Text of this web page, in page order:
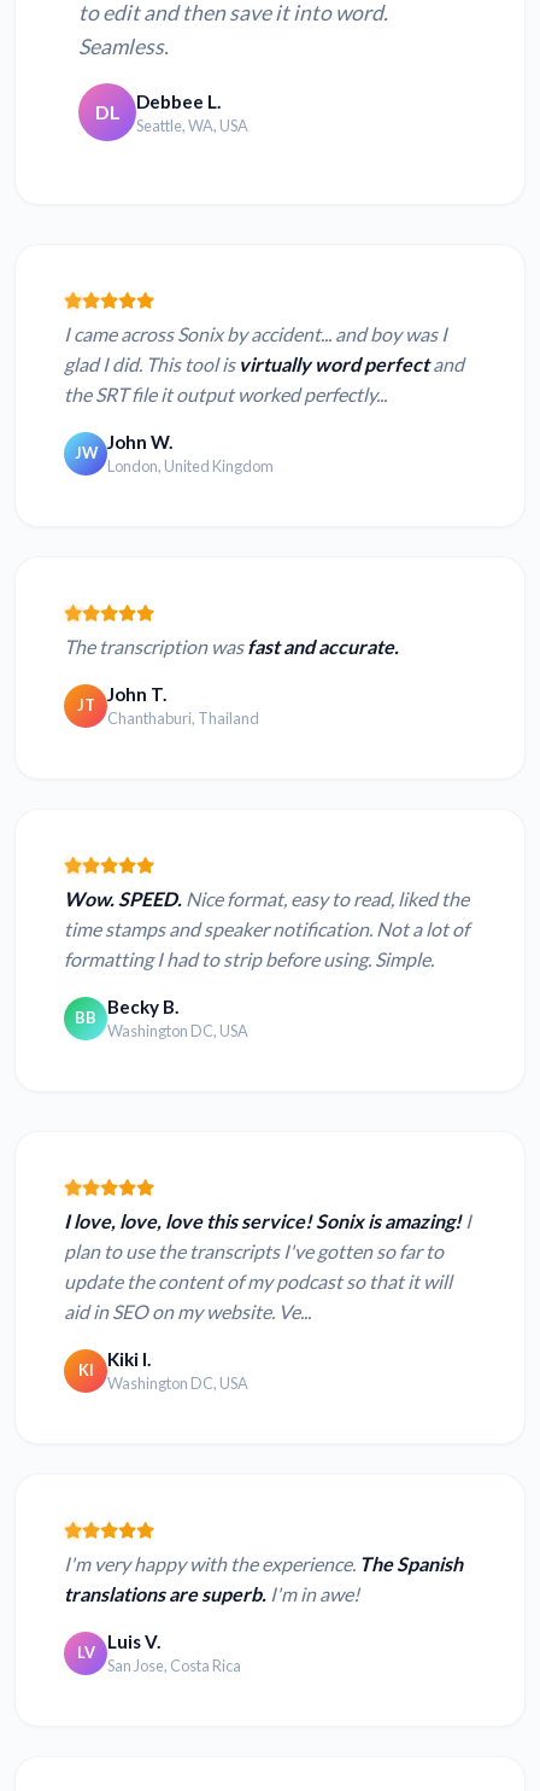
to edit and then save it into word.
Seamless.
DL Debbee L.
Seattle, WA, USA
I came across Sonix by accident... and boy was I
glad I did. This tool is virtually word perfectand
the SRT file it output worked perfectly...
JW John W.
London, United Kingdom
The transcription wasfast and accurate.
JT John T.
Chanthaburi, Thailand
Wow. SPEED. Nice format, easy to read, liked the
time stamps and speaker notification. Not a lot of
formatting I had to strip before using. Simple.
BB Becky B.
Washington DC, USA
I love, love, love this service! Sonix is amazing!I
plan to use the transcripts I've gotten so far to
update the content of my podcast so that it will
aid in SEO on my website. Ve...
KI Kiki I.
Washington DC, USA
I'm very happy with the experience. The Spanish
translations are superb. I'm in awe!
LV Luis V.
San Jose, Costa Rica